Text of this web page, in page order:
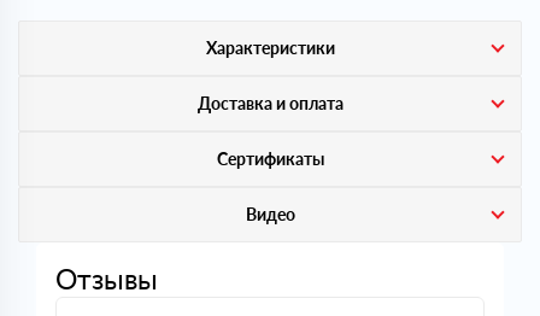
Характеристики
Доставка и оплата
Сертификаты
Видео
Отзывы